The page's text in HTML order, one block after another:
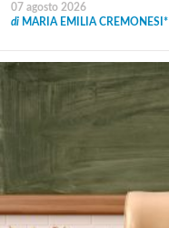
07 agosto 2026
di MARIA EMILIA CREMONESI*